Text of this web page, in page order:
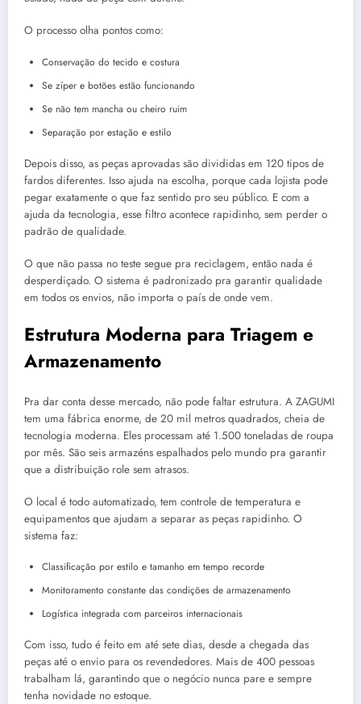
O processo olha pontos como:
Conservação do tecido e costura
Se zíper e botões estão funcionando
Se não tem mancha ou cheiro ruim
Separação por estação e estilo
Depois disso, as peças aprovadas são divididas em 120 tipos de
fardos diferentes. Isso ajuda na escolha, porque cada lojista pode
pegar exatamente o que faz sentido pro seu público. E com a
ajuda da tecnologia, esse filtro acontece rapidinho, sem perder o
padrão de qualidade.
O que não passa no teste segue pra reciclagem, então nada é
desperdiçado. O sistema é padronizado pra garantir qualidade
em todos os envios, não importa o país de onde vem.
Estrutura Moderna para Triagem e
Armazenamento
Pra dar conta desse mercado, não pode faltar estrutura. A ZAGUMI
tem uma fábrica enorme, de 20 mil metros quadrados, cheia de
tecnologia moderna. Eles processam até 1.500 toneladas de roupa
por mês. São seis armazéns espalhados pelo mundo pra garantir
que a distribuição role sem atrasos.
O local é todo automatizado, tem controle de temperatura e
equipamentos que ajudam a separar as peças rapidinho. O
sistema faz:
Classificação por estilo e tamanho em tempo recorde
Monitoramento constante das condições de armazenamento
Logística integrada com parceiros internacionais
Com isso, tudo é feito em até sete dias, desde a chegada das
peças até o envio para os revendedores. Mais de 400 pessoas
trabalham lá, garantindo que o negócio nunca pare e sempre
tenha novidade no estoque.